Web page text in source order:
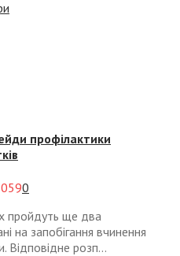
профілактики
0
пройдуть ще два
на запобігання вчинення
Відповідне розп...